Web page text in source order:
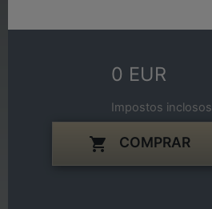
0 EUR
Impostos inclosos
 COMPRAR